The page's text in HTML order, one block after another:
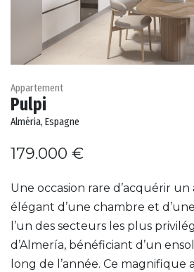
Appartement
Pulpi
Alméria, Espagne
179.000 €
Une occasion rare d’acquérir
élégant d’une chambre et
l’un des secteurs les plus
d’Almería, bénéficiant d’un
long de l’année. Ce